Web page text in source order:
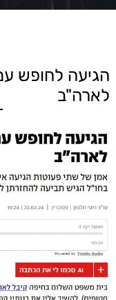
הגיעה לחופש
לארה"ב